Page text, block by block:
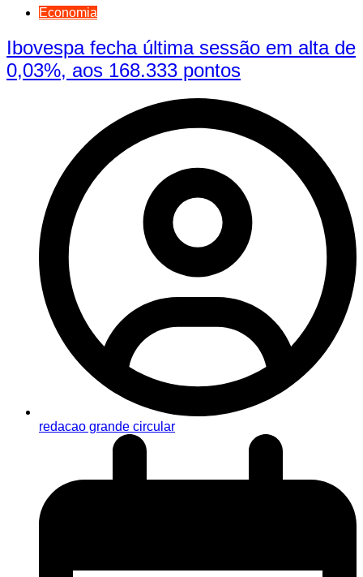
Economia
Ibovespa fecha última sessão em alta de
0,03%, aos 168.333 pontos
redacao grande circular